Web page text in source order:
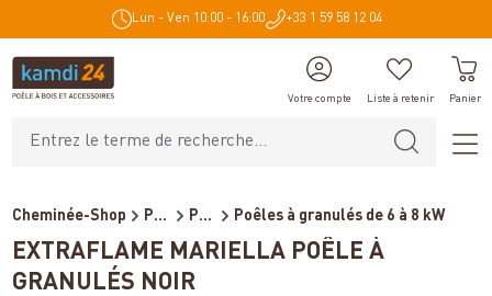
principal Lun - Ven 10:00 - 16:00 +33 1 59 58 12 04
Votre compte Liste à retenir Panier
Cheminée-Shop Poêles et cheminées Poêles à granulés / Cheminé... Poêles à granulés de 6 à 8 kW
EXTRAFLAME MARIELLA POÊLE À
GRANULÉS NOIR